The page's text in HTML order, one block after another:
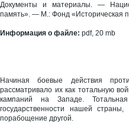
Документы и материалы. —
память». — М.: Фонд «Историческая
Информация о файле: pdf, 20 mb
Начиная боевые действия
рассматривало их как тотальную
кампаний на Западе.
государственности нашей
порабощение другой.